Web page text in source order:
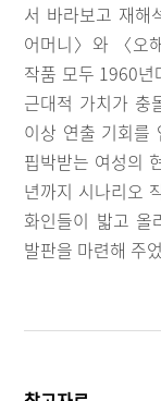
서 바라보고 재해
어머니〉와 〈오
작품 모두 1960년
근대적 가치가 충
이상 연출 기회를
핍박받는 여성의
년까지 시나리오
화인들이 밟고 올
발판을 마련해 주